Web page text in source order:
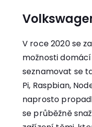
V roce 2020 se
možnosti
seznamovat se
Pi, Raspbian,
naprosto
se průběžně